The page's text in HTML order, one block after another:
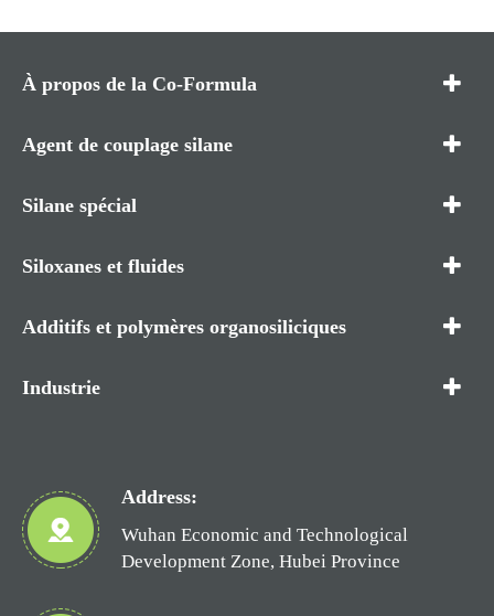
À propos de la Co-Formula
Agent de couplage silane
Silane spécial
Siloxanes et fluides
Additifs et polymères organosiliciques
Industrie
Address:
Wuhan Economic and Technological
Development Zone, Hubei Province